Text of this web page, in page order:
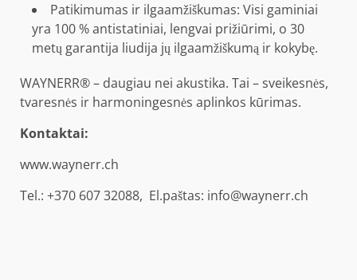
Patikimumas ir ilgaamžiškumas: Visi gaminiai
yra 100 % antistatiniai, lengvai prižiūrimi, o 30
metų garantija liudija jų ilgaamžiškumą ir kokybę.
WAYNERR®️ – daugiau nei akustika. Tai – sveikesnės,
tvaresnės ir harmoningesnės aplinkos kūrimas.
Kontaktai:
www.waynerr.ch
Tel.: +370 607 32088, El.paštas: info@waynerr.ch